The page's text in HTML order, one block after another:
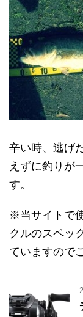
辛い時、逃げ
えずに釣りが
す。
※当サイトで
クルのスペッ
ていますので